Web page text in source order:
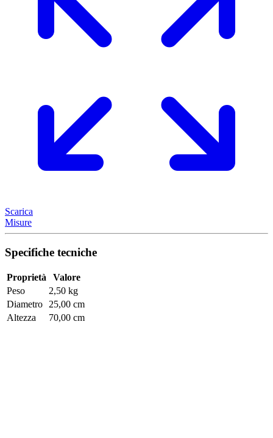
Scarica
Misure
Specifiche tecniche
Proprietà
Valore
Peso
2,50 kg
Diametro 25,00 cm
Altezza
70,00 cm